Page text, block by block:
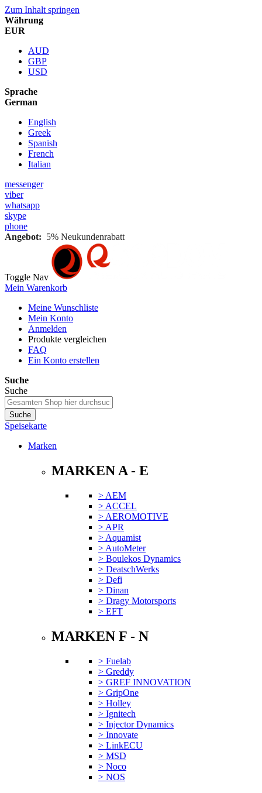
Zum Inhalt springen
Währung
EUR
AUD
GBP
USD
Sprache
German
English
Greek
Spanish
French
Italian
messenger
viber
whatsapp
skype
phone
Angebot: 5% Neukundenrabatt
Toggle Nav
Mein Warenkorb
Meine Wunschliste
Mein Konto
Anmelden
Produkte vergleichen
FAQ
Ein Konto erstellen
Suche
Suche
Suche
Speisekarte
Marken
MARKEN A - E
> AEM
> ACCEL
> AEROMOTIVE
> APR
> Aquamist
> AutoMeter
> Boulekos Dynamics
> DeatschWerks
> Defi
> Dinan
> Dragy Motorsports
> EFT
MARKEN F - N
> Fuelab
> Greddy
> GREF INNOVATION
> GripOne
> Holley
> Ignitech
> Injector Dynamics
> Innovate
> LinkECU
> MSD
> Noco
> NOS